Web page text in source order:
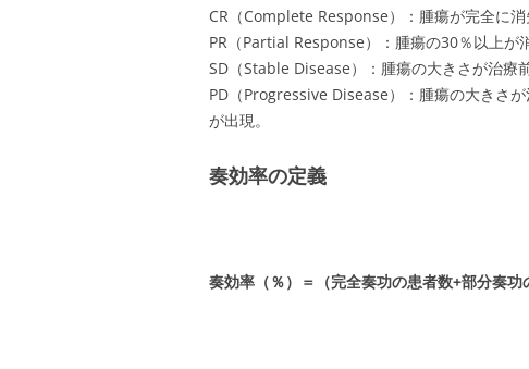
CR（Complete Response）：腫瘍が完全に消
PR（Partial Response）：腫瘍の30％以上が
SD（Stable Disease）：腫瘍の大きさが治療
PD（Progressive Disease）：腫瘍の大きさ
が出現。
奏効率の定義
奏効率（％）＝（完全奏功の患者数+部分奏